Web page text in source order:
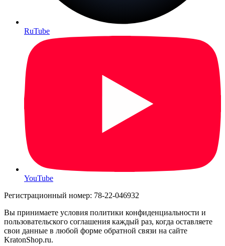
RuTube
YouTube
Регистрационный номер: 78-22-046932
Вы принимаете условия политики конфиденциальности и
пользовательского соглашения каждый раз, когда оставляете
свои данные в любой форме обратной связи на сайте
KratonShop.ru.